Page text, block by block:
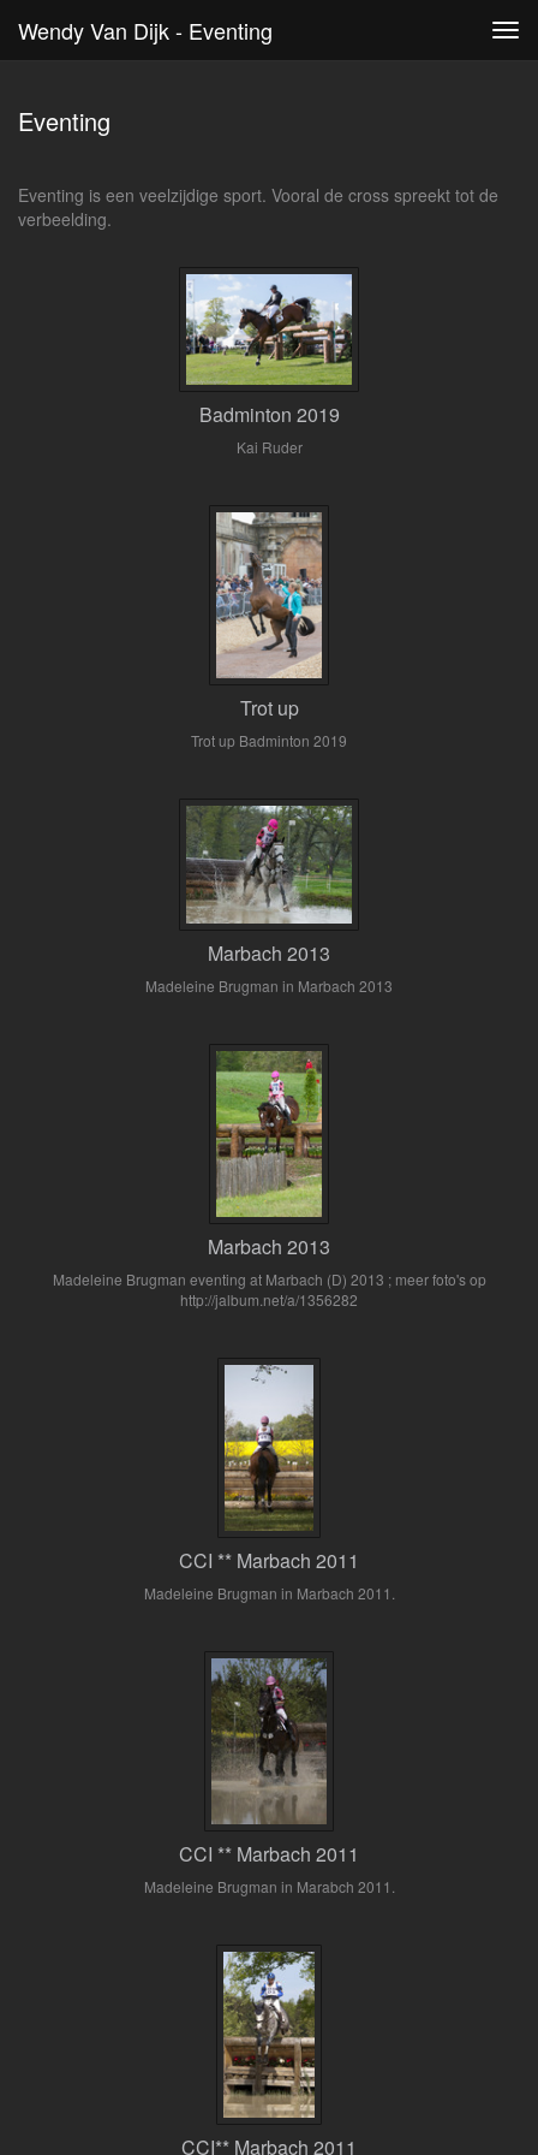
Wendy Van Dijk - Eventing
Eventing
Eventing is een veelzijdige sport. Vooral de cross spreekt tot de
verbeelding.
Badminton 2019
Kai Ruder
Trot up
Trot up Badminton 2019
Marbach 2013
Madeleine Brugman in Marbach 2013
Marbach 2013
Madeleine Brugman eventing at Marbach (D) 2013 ; meer foto's op
http://jalbum.net/a/1356282
CCI ** Marbach 2011
Madeleine Brugman in Marbach 2011.
CCI ** Marbach 2011
Madeleine Brugman in Marabch 2011.
CCI** Marbach 2011